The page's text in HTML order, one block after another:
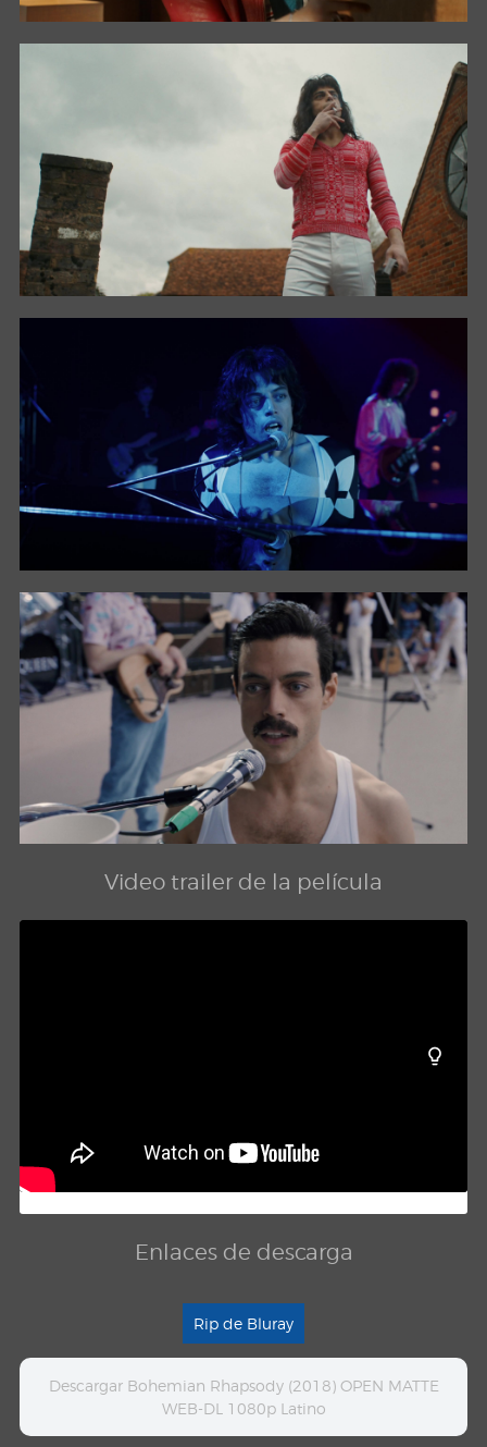
Video trailer de la película
Enlaces de descarga
Rip de Bluray
Descargar Bohemian Rhapsody (2018) OPEN MATTE
WEB-DL 1080p Latino